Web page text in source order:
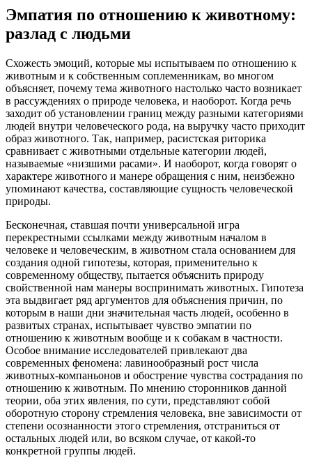
Эмпатия по отношению к животному:
разлад с людьми
Схожесть эмоций, которые мы испытываем по отношению к
животным и к собственным соплеменникам, во многом
объясняет, почему тема животного настолько часто возникает
в рассуждениях о природе человека, и наоборот. Когда речь
заходит об установлении границ между разными категориями
людей внутри человеческого рода, на выручку часто приходит
образ животного. Так, например, расистская риторика
сравнивает с животными отдельные категории людей,
называемые «низшими расами». И наоборот, когда говорят о
характере животного и манере обращения с ним, неизбежно
упоминают качества, составляющие сущность человеческой
природы.
Бесконечная, ставшая почти универсальной игра
перекрестными ссылками между животным началом в
человеке и человеческим, в животном стала основанием для
создания одной гипотезы, которая, применительно к
современному обществу, пытается объяснить природу
свойственной нам манеры воспринимать животных. Гипотеза
эта выдвигает ряд аргументов для объяснения причин, по
которым в наши дни значительная часть людей, особенно в
развитых странах, испытывает чувство эмпатии по
отношению к животным вообще и к собакам в частности.
Особое внимание исследователей привлекают два
современных феномена: лавинообразный рост числа
животных-компаньонов и обострение чувства сострадания по
отношению к животным. По мнению сторонников данной
теории, оба этих явления, по сути, представляют собой
оборотную сторону стремления человека, вне зависимости от
степени осознанности этого стремления, отстраниться от
остальных людей или, во всяком случае, от какой-то
конкретной группы людей.